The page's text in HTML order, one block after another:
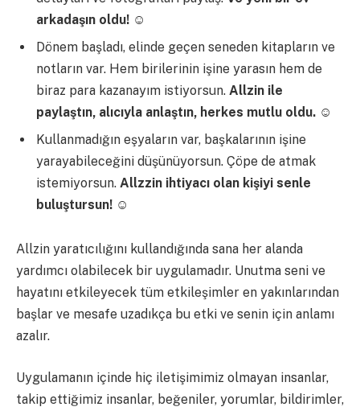
arkadaşın oldu! ☺
Dönem başladı, elinde geçen seneden kitapların ve
notların var. Hem birilerinin işine yarasın hem de
biraz para kazanayım istiyorsun. Allzin ile
paylaştın, alıcıyla anlaştın, herkes mutlu oldu. ☺
Kullanmadığın eşyaların var, başkalarının işine
yarayabileceğini düşünüyorsun. Çöpe de atmak
istemiyorsun. Allzzin ihtiyacı olan kişiyi senle
buluştursun! ☺
Allzin yaratıcılığını kullandığında sana her alanda
yardımcı olabilecek bir uygulamadır. Unutma seni ve
hayatını etkileyecek tüm etkileşimler en yakınlarından
başlar ve mesafe uzadıkça bu etki ve senin için anlamı
azalır.
Uygulamanın içinde hiç iletişimimiz olmayan insanlar,
takip ettiğimiz insanlar, beğeniler, yorumlar, bildirimler,